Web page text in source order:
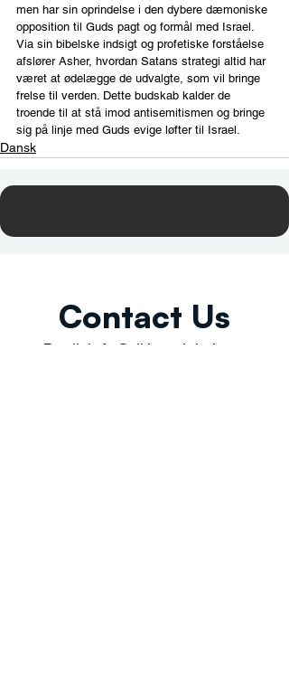
men har sin oprindelse i den dybere dæmoniske
opposition til Guds pagt og formål med Israel.
Via sin bibelske indsigt og profetiske forståelse
afslører Asher, hvordan Satans strategi altid har
været at ødelægge de udvalgte, som vil bringe
frelse til verden. Dette budskab kalder de
troende til at stå imod antisemitismen og bringe
sig på linje med Guds evige løfter til Israel.
Dansk
Contact Us
Email: info@tikkunglobal.org